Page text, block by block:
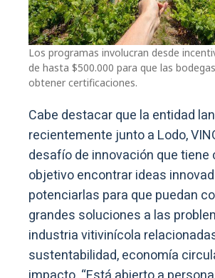
Los programas involucran desde
de hasta $500.000 para que las
obtener certificaciones.
Cabe destacar que la entidad
recientemente junto a Lodo,
desafío de innovación que tiene
objetivo encontrar ideas
potenciarlas para que puedan
grandes soluciones a las
industria vitivinícola
sustentabilidad, economía